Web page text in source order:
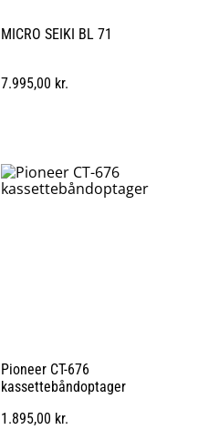
MICRO SEIKI BL 71
7.995,00 kr.
Pioneer CT-676
kassettebåndoptager
1.895,00 kr.